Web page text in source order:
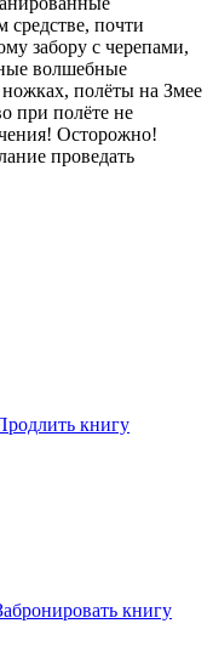
средстве, почти
забору с черепами,
волшебные
полёты на Змее
при полёте не
Осторожно!
проведать
книгу
книгу